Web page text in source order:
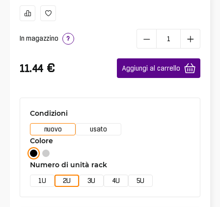
In magazzino ?
11.44 € Aggiungi al carrello
Condizioni
nuovo usato
Colore
Numero di unità rack
1U 2U 3U 4U 5U